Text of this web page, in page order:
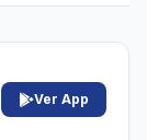
Ver App